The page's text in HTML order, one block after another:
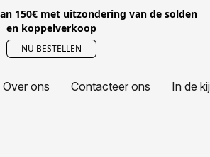
150€ met uitzondering van de solden
en koppelverkoop
NU BESTELLEN
Over ons Contacteer ons In de